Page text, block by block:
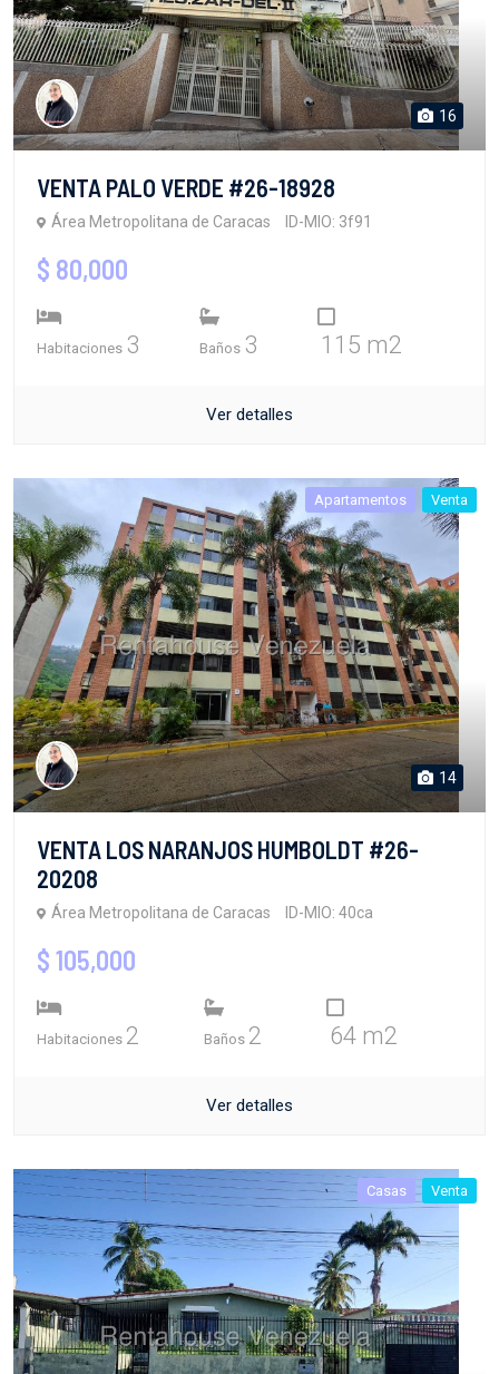
16
VENTA PALO VERDE #26-18928
Área Metropolitana de Caracas ID-MIO: 3f91
$ 80,000
Habitaciones 3 Baños 3 115 m2
Ver detalles
Apartamentos Venta
14
VENTA LOS NARANJOS HUMBOLDT #26-
20208
Área Metropolitana de Caracas ID-MIO: 40ca
$ 105,000
Habitaciones 2 Baños 2 64 m2
Ver detalles
Casas Venta